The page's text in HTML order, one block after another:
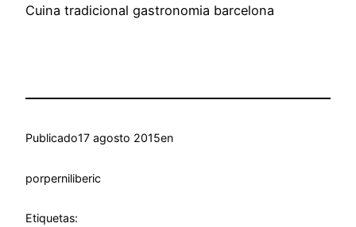
Cuina tradicional gastronomia barcelona
Publicado17 agosto 2015en
porperniliberic
Etiquetas: